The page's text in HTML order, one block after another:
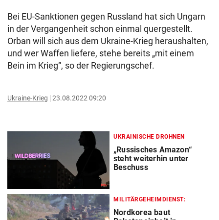
Bei EU-Sanktionen gegen Russland hat sich Ungarn
in der Vergangenheit schon einmal quergestellt.
Orban will sich aus dem Ukraine-Krieg heraushalten,
und wer Waffen liefere, stehe bereits „mit einem
Bein im Krieg“, so der Regierungschef.
Ukraine-Krieg 23.08.2022 09:20
UKRAINISCHE DROHNEN
„Russisches Amazon“
steht weiterhin unter
Beschuss
MILITÄRGEHEIMDIENST:
Nordkorea baut